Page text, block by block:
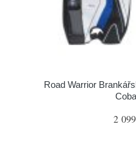
Road Warrior
2